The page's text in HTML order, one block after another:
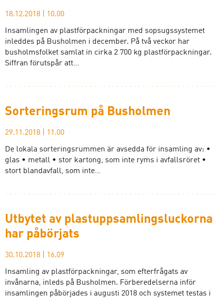
18.12.2018 10.00
Insamlingen av plastförpackningar med sopsugssystemet
inleddes på Busholmen i december. På två veckor har
busholmsfolket samlat in cirka 2 700 kg plastförpackningar.
Siffran förutspår att…
Sorteringsrum på Busholmen
29.11.2018 11.00
De lokala sorteringsrummen är avsedda för insamling av: •
glas • metall • stor kartong, som inte ryms i avfallsröret •
stort blandavfall, som inte…
Utbytet av plastuppsamlingsluckorna
har påbörjats
30.10.2018 16.09
Insamling av plastförpackningar, som efterfrågats av
invånarna, inleds på Busholmen. Förberedelserna inför
insamlingen påbörjades i augusti 2018 och systemet testas i